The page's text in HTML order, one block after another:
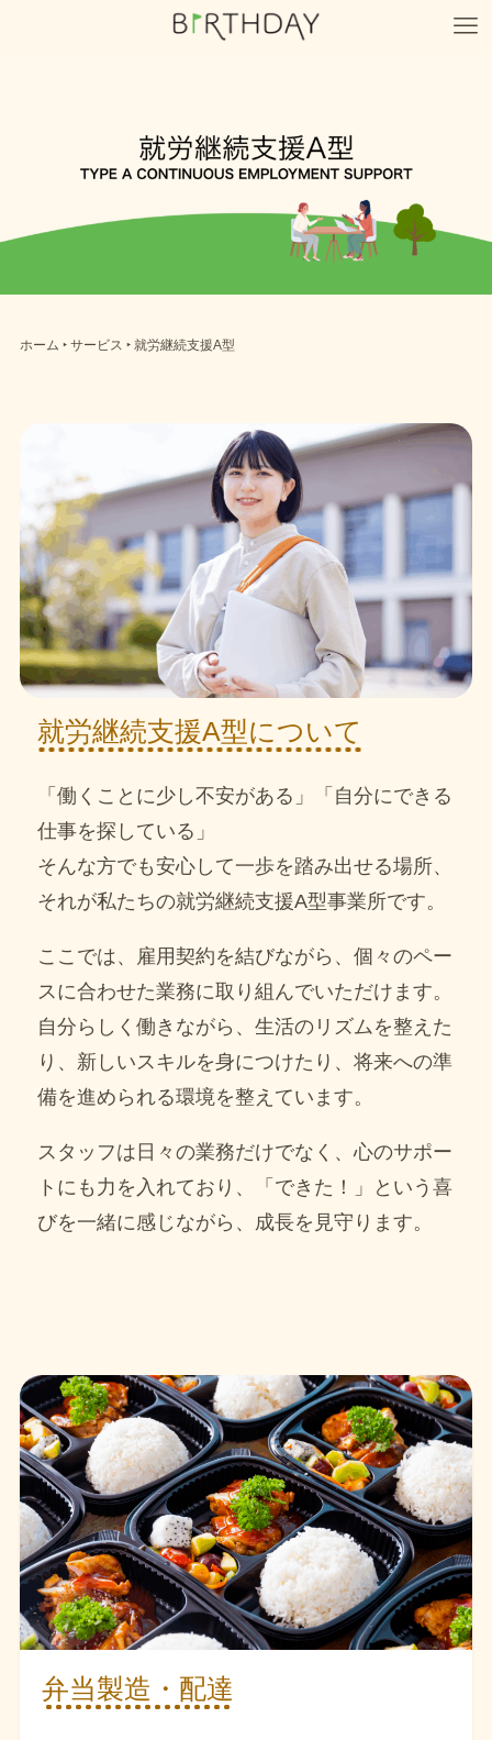
ホーム ‣ サービス ‣ 就労継続支援A型
就労継続支援A型について
「働くことに少し不安がある」「自分にできる
仕事を探している」
そんな方でも安心して一歩を踏み出せる場所、
それが私たちの就労継続支援A型事業所です。
ここでは、雇用契約を結びながら、個々のペー
スに合わせた業務に取り組んでいただけます。
自分らしく働きながら、生活のリズムを整えた
り、新しいスキルを身につけたり、将来への準
備を進められる環境を整えています。
スタッフは日々の業務だけでなく、心のサポー
トにも力を入れており、「できた！」という喜
びを一緒に感じながら、成長を見守ります。
弁当製造・配達